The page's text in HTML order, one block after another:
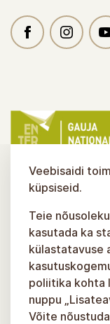
Veebisaidi
küpsiseid.
Teie
kasutada ka
külastatavuse
poliitika kohta
nuppu
Võite